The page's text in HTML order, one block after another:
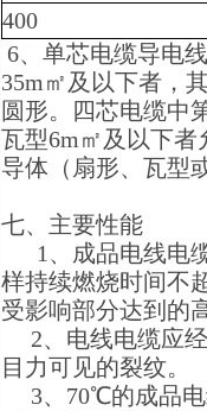
400
6、单芯电缆导电
35m㎡及以下者，
圆形。四芯电缆中
瓦型6m㎡及以下
导体（扇形、瓦型
七、主要性能
1、成品电线电缆
样持续燃烧时间不
受影响部分达到的
2、电线电缆应经
目力可见的裂纹。
3、70℃的成品电